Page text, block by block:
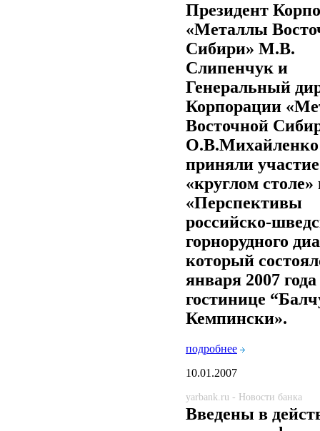
Президент
«Металлы
Сибири» М.В.
Слипенчук и
Генеральный
Корпорации
Восточной
О.В.Михайленко
приняли
«круглом столе»
«Перспективы
российско-
горнорудного
который
января 2007
гостинице
Кемпински».
подробнее
10.01.2007
yarbank.ru - Новости банка
Введены в